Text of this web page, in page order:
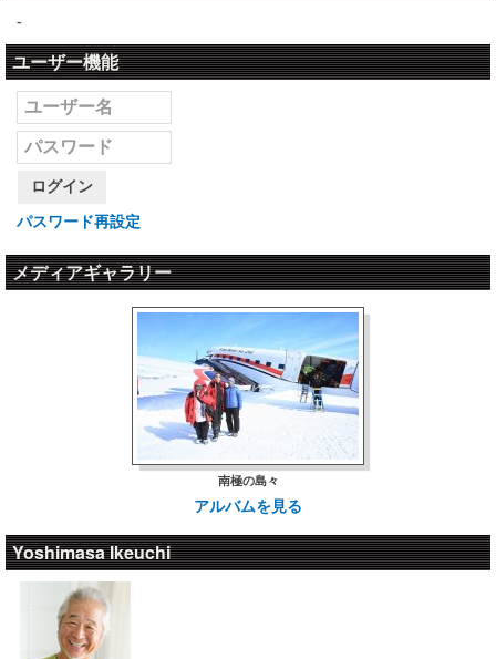
-
ユーザー機能
ログイン
パスワード再設定
メディアギャラリー
南極の島々
アルバムを見る
Yoshimasa Ikeuchi